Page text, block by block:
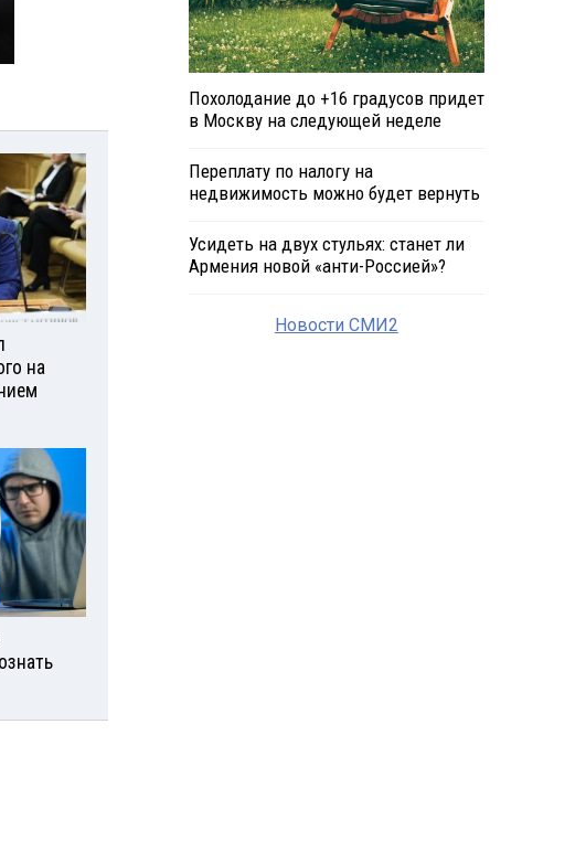
на
Похолодание до +16 градусов придет
в Москву на следующей неделе
Переплату по налогу на
недвижимость можно будет вернуть
Усидеть на двух стульях: станет ли
Армения новой «анти-Россией»?
Новости СМИ2